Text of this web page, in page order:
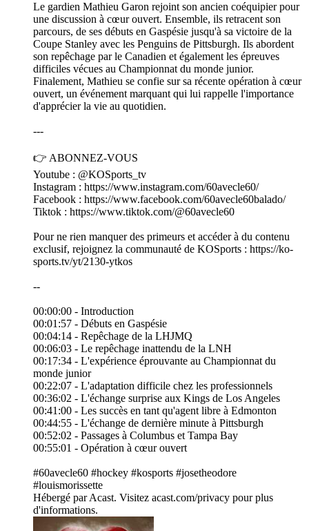
Le gardien Mathieu Garon rejoint son ancien coéquipier pour
une discussion à cœur ouvert. Ensemble, ils retracent son
parcours, de ses débuts en Gaspésie jusqu'à sa victoire de la
Coupe Stanley avec les Penguins de Pittsburgh. Ils abordent
son repêchage par le Canadien et également les épreuves
difficiles vécues au Championnat du monde junior.
Finalement, Mathieu se confie sur sa récente opération à cœur
ouvert, un événement marquant qui lui rappelle l'importance
d'apprécier la vie au quotidien.
---
👉 ABONNEZ-VOUS
Youtube : @KOSports_tv
Instagram : https://www.instagram.com/60avecle60/
Facebook : https://www.facebook.com/60avecle60balado/
Tiktok : https://www.tiktok.com/@60avecle60
Pour ne rien manquer des primeurs et accéder à du contenu
exclusif, rejoignez la communauté de KOSports : https://ko-
sports.tv/yt/2130-ytkos
--
00:00:00 - Introduction
00:01:57 - Débuts en Gaspésie
00:04:14 - Repêchage de la LHJMQ
00:06:03 - Le repêchage inattendu de la LNH
00:17:34 - L'expérience éprouvante au Championnat du
monde junior
00:22:07 - L'adaptation difficile chez les professionnels
00:36:02 - L'échange surprise aux Kings de Los Angeles
00:41:00 - Les succès en tant qu'agent libre à Edmonton
00:44:55 - L'échange de dernière minute à Pittsburgh
00:52:02 - Passages à Columbus et Tampa Bay
00:55:01 - Opération à cœur ouvert
#60avecle60 #hockey #kosports #josetheodore
#louismorissette
Hébergé par Acast. Visitez acast.com/privacy pour plus
d'informations.